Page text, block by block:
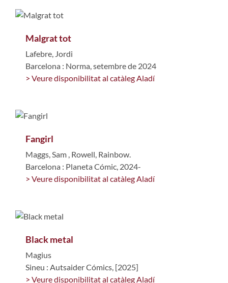
Malgrat tot
Lafebre, Jordi
Barcelona : Norma, setembre de 2024
> Veure disponibilitat al catàleg Aladí
Fangirl
Maggs, Sam Rowell, Rainbow.
Barcelona : Planeta Cómic, 2024-
> Veure disponibilitat al catàleg Aladí
Black metal
Magius
Sineu : Autsaider Cómics, [2025]
> Veure disponibilitat al catàleg Aladí